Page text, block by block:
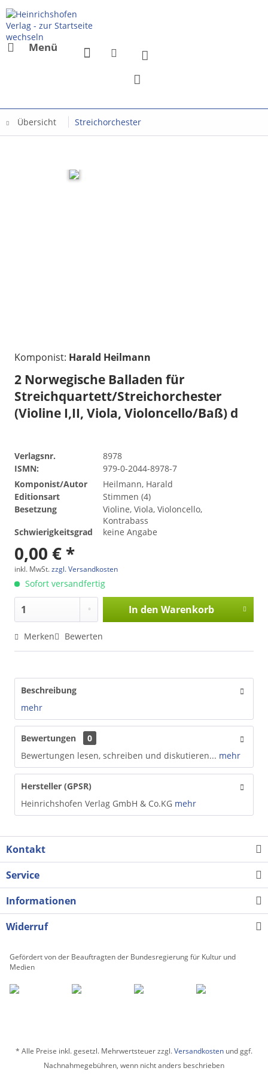
Menü
Übersicht Streichorchester
Komponist: Harald Heilmann
2 Norwegische Balladen für
Streichquartett/Streichorchester
(Violine I,II, Viola, Violoncello/Baß) d
Verlagsnr.
8978
ISMN:
979-0-2044-8978-7
Komponist/Autor
Heilmann, Harald
Editionsart
Stimmen (4)
Besetzung
Violine, Viola, Violoncello,
Kontrabass
Schwierigkeitsgrad
keine Angabe
0,00 € *
inkl. MwSt.zzgl. Versandkosten
Sofort versandfertig
In den Warenkorb
Merken Bewerten
Beschreibung
mehr
Bewertungen
0
Bewertungen lesen, schreiben und diskutieren... mehr
Hersteller (GPSR)
Heinrichshofen Verlag GmbH & Co.KG mehr
Kontakt
Service
Informationen
Widerruf
Gefördert von der Beauftragten der Bundesregierung für Kultur und
Medien
* Alle Preise inkl. gesetzl. Mehrwertsteuer zzgl.Versandkosten und ggf.
Nachnahmegebühren, wenn nicht anders beschrieben